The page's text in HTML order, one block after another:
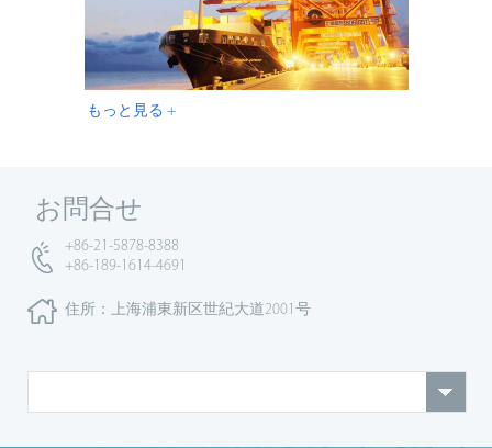
もっと見る +
お問合せ
+86-21-5878-8388
+86-189-1614-4691
住所：上海浦東新区世紀大道2001号